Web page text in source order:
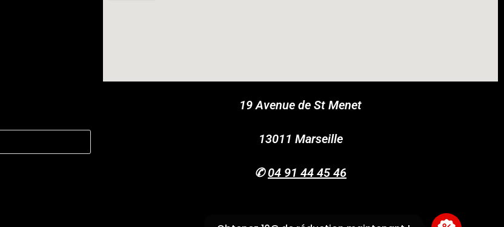
19 Avenue de St Menet
13011 Marseille
✆04 91 44 45 46